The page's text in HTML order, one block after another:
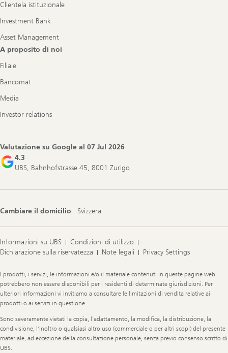
Clientela istituzionale
Investment Bank
Asset Management
A proposito di noi
Filiale
Bancomat
Media
Investor relations
Valutazione su Google al 07 Jul 2026
4.3
UBS, Bahnhofstrasse 45, 8001 Zurigo
Cambiare il domicilio Svizzera
Informazioni su UBS
Condizioni di utilizzo
Dichiarazione sulla riservatezza
Note legali Privacy Settings
Legal
Information
I prodotti, i servizi, le informazioni e/o il materiale contenuti in queste pagine web
potrebbero non essere disponibili per i residenti di determinate giurisdizioni. Per
ulteriori informazioni vi invitiamo a consultare le limitazioni di vendita relative ai
prodotti o ai servizi in questione.
Sono severamente vietati la copia, l’adattamento, la modifica, la distribuzione, la
condivisione, l’inoltro o qualsiasi altro uso (commerciale o per altri scopi) del presente
materiale, ad eccezione della consultazione personale, senza previo consenso scritto di
UBS.